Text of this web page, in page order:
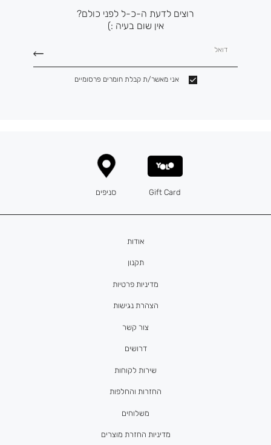
רוצים לדעת ה-כ-ל לפני כולם?
אין שום בעיה :)
דואל
אני מאשר/ת קבלת חומרים פרסומיים
אודות
תקנון
מדיניות פרטיות
הצהרת נגישות
צור קשר
דרושים
Gift Card סניפים
שירות לקוחות
החזרות והחלפות
משלוחים
מדיניות החזרת מוצרים